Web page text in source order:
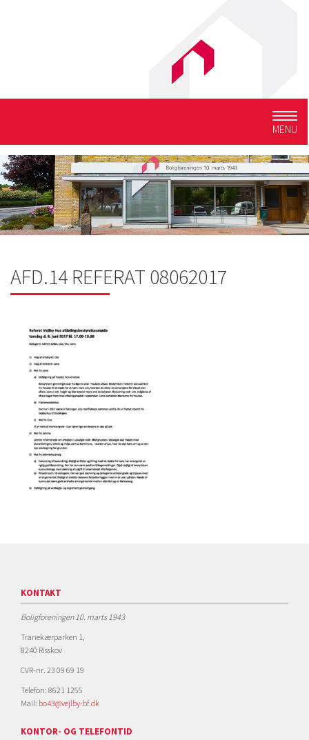
MENU
AFD.14 REFERAT 08062017
KONTAKT
Boligforeningen 10. marts 1943
Tranekærparken 1,
8240 Risskov
CVR-nr. 23 09 69 19
Telefon: 8621 1255
Mail: bo43@vejlby-bf.dk
KONTOR- OG TELEFONTID